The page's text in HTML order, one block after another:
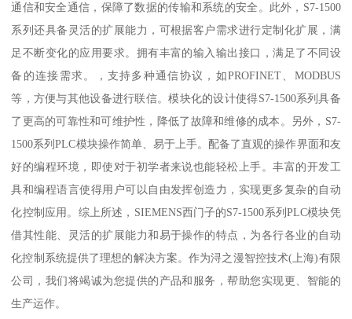
通信和安全通信，保障了数据的传输和系统的安全。此外，S7-1500
系列还具备灵活的扩展能力，可根据客户需求进行定制化扩展，满
足不断变化的应用要求。拥有丰富的输入输出接口，满足了不同设
备的连接需求。，支持多种通信协议，如PROFINET、MODBUS
等，方便与其他设备进行联信。模块化的设计使得S7-1500系列具备
了更高的可靠性和可维护性，降低了故障和维修的成本。另外，S7-
1500系列PLC模块操作简单、易于上手。配备了直观的操作界面和友
好的编程环境，即使对于初学者来说也能轻松上手。丰富的开发工
具和编程语言使得用户可以自由发挥创造力，实现更多复杂的自动
化控制应用。综上所述，SIEMENS西门子的S7-1500系列PLC模块凭
借其性能、灵活的扩展能力和易于操作的特点，为各行各业的自动
化控制系统提供了理想的解决方案。作为浔之漫智控技术(上海)有限
公司，我们将竭诚为您提供的产品和服务，帮助您实现更、智能的
生产运作。